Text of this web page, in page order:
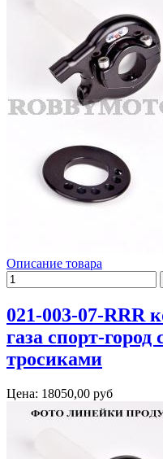
Описание товара
021-003-07-RRR
газа спорт-
тросиками
Цена: 18050,00 руб